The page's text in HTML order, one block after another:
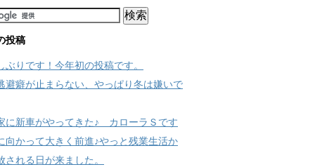
投稿
ぶりです！今年初の投稿です。
避癖が止まらない、やっぱり冬は嫌いで
に新車がやってきた♪ カローラＳです
向かって大きく前進♪やっと残業生活か
される日が来ました。